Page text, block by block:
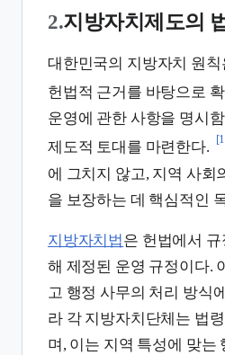
2.지방자치제도의
대한민국의 지방자치 원
헌법적 근거를 바탕으로
운영에 관한 사항을 명시
제도적 토대를 마련한다.
에 그치지 않고, 지역 사회
을 보장하는 데 핵심적인
지방자치법은 헌법에서
해 제정된 운영 규정이다.
고 행정 사무의 처리 방식
라 각 지방자치단체는 법
며, 이는 지역 특성에 맞는